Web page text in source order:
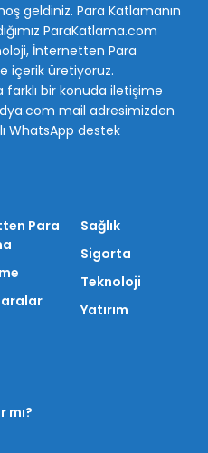
geldiniz. Para Katlamanın
ParaKatlama.com
İnternetten Para
içerik üretiyoruz.
bir konuda iletişime
mail adresimizden
WhatsApp destek
Para
Sağlık
Sigorta
Teknoloji
Yatırım
mı?